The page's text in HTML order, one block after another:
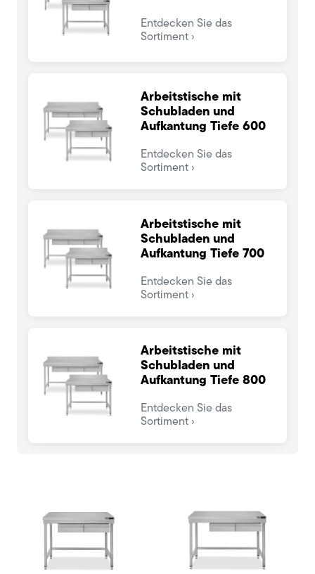
Entdecken Sie das
Sortiment
Arbeitstische mit
Schubladen und
Aufkantung Tiefe 600
Entdecken Sie das
Sortiment
Arbeitstische mit
Schubladen und
Aufkantung Tiefe 700
Entdecken Sie das
Sortiment
Arbeitstische mit
Schubladen und
Aufkantung Tiefe 800
Entdecken Sie das
Sortiment